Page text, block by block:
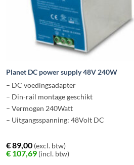
Planet DC power supply 48V 240W
– DC voedingsadapter
– Din-rail montage geschikt
– Vermogen 240Watt
– Uitgangsspanning: 48Volt DC
€89,00 (excl. btw)
€ 107,69 (incl. btw)